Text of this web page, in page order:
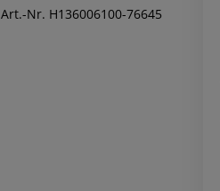
Art.-Nr. H136006100-76645